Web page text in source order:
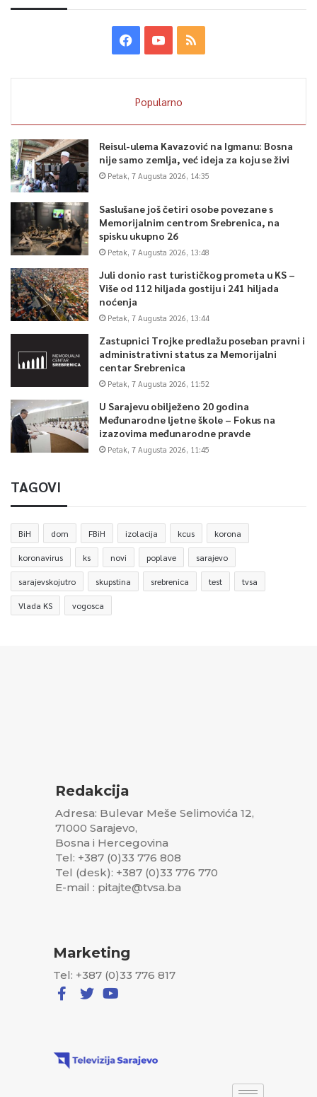
Popularno
Reisul-ulema Kavazović na Igmanu: Bosna
nije samo zemlja, već ideja za koju se živi
Petak, 7 Augusta 2026, 14:35
Saslušane još četiri osobe povezane s
Memorijalnim centrom Srebrenica, na
spisku ukupno 26
Petak, 7 Augusta 2026, 13:48
Juli donio rast turističkog prometa u KS –
Više od 112 hiljada gostiju i 241 hiljada
noćenja
Petak, 7 Augusta 2026, 13:44
Zastupnici Trojke predlažu poseban pravni i
administrativni status za Memorijalni
centar Srebrenica
Petak, 7 Augusta 2026, 11:52
U Sarajevu obilježeno 20 godina
Međunarodne ljetne škole – Fokus na
izazovima međunarodne pravde
Petak, 7 Augusta 2026, 11:45
TAGOVI
BiH dom FBiH izolacija kcus korona
koronavirus ks novi poplave sarajevo
sarajevskojutro skupstina srebrenica test tvsa
Vlada KS vogosca
Redakcija
Adresa: Bulevar Meše Selimovića 12,
71000 Sarajevo,
Bosna i Hercegovina
Tel: +387 (0)33 776 808
Tel (desk): +387 (0)33 776 770
E-mail : pitajte@tvsa.ba
Marketing
Tel: +387 (0)33 776 817